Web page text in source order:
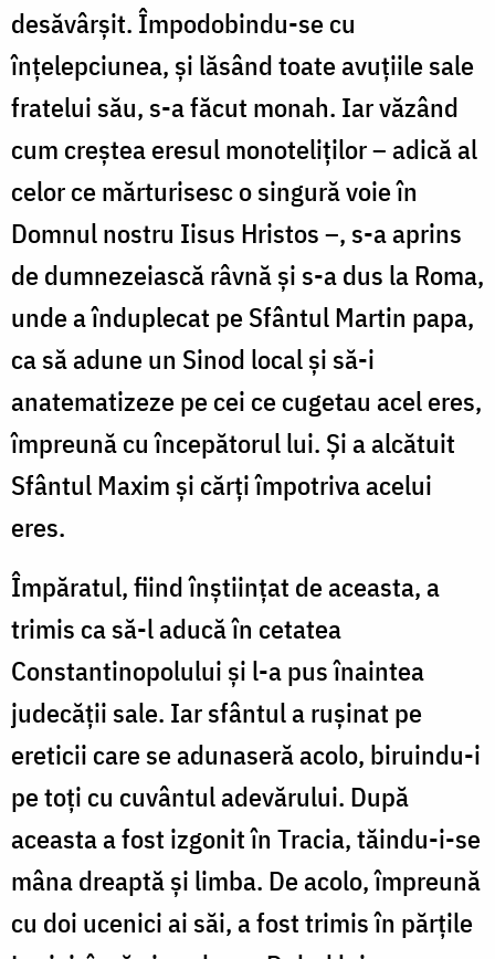
desăvârșit. Împodobindu-se cu
înțelepciunea, și lăsând toate avuțiile sale
fratelui său, s-a făcut monah. Iar văzând
cum creștea eresul monoteliților – adică al
celor ce mărturisesc o singură voie în
Domnul nostru Iisus Hristos –, s-a aprins
de dumnezeiască râvnă și s-a dus la Roma,
unde a înduplecat pe Sfântul Martin papa,
ca să adune un Sinod local și să-i
anatematizeze pe cei ce cugetau acel eres,
împreună cu începătorul lui. Și a alcătuit
Sfântul Maxim și cărți împotriva acelui
eres.
Împăratul, fiind înștiințat de aceasta, a
trimis ca să-l aducă în cetatea
Constantinopolului și l-a pus înaintea
judecății sale. Iar sfântul a rușinat pe
ereticii care se adunaseră acolo, biruindu-i
pe toți cu cuvântul adevărului. După
aceasta a fost izgonit în Tracia, tăindu-i-se
mâna dreaptă și limba. De acolo, împreună
cu doi ucenici ai săi, a fost trimis în părțile